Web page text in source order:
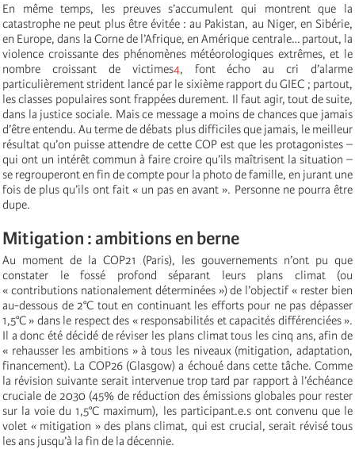
En même temps, les preuves s’accumulent qui montrent que la
catastrophe ne peut plus être évitée : au Pakistan, au Niger, en Sibérie,
en Europe, dans la Corne de l’Afrique, en Amérique centrale… partout, la
violence croissante des phénomènes météorologiques extrêmes, et le
nombre croissant de victimes4, font écho au cri d’alarme
particulièrement strident lancé par le sixième rapport du GIEC ; partout,
les classes populaires sont frappées durement. Il faut agir, tout de suite,
dans la justice sociale. Mais ce message a moins de chances que jamais
d’être entendu. Au terme de débats plus difficiles que jamais, le meilleur
résultat qu’on puisse attendre de cette COP est que les protagonistes –
qui ont un intérêt commun à faire croire qu’ils maîtrisent la situation –
se regrouperont en fin de compte pour la photo de famille, en jurant une
fois de plus qu’ils ont fait « un pas en avant ». Personne ne pourra être
dupe.
Mitigation : ambitions en berne
Au moment de la COP21 (Paris), les gouvernements n’ont pu que
constater le fossé profond séparant leurs plans climat (ou
« contributions nationalement déterminées ») de l’objectif « rester bien
au-dessous de 2°C tout en continuant les efforts pour ne pas dépasser
1,5°C » dans le respect des « responsabilités et capacités différenciées ».
Il a donc été décidé de réviser les plans climat tous les cinq ans, afin de
« rehausser les ambitions » à tous les niveaux (mitigation, adaptation,
financement). La COP26 (Glasgow) a échoué dans cette tâche. Comme
la révision suivante serait intervenue trop tard par rapport à l’échéance
cruciale de 2030 (45% de réduction des émissions globales pour rester
sur la voie du 1,5°C maximum), les participant.e.s ont convenu que le
volet « mitigation » des plans climat, qui est crucial, serait révisé tous
les ans jusqu’à la fin de la décennie.